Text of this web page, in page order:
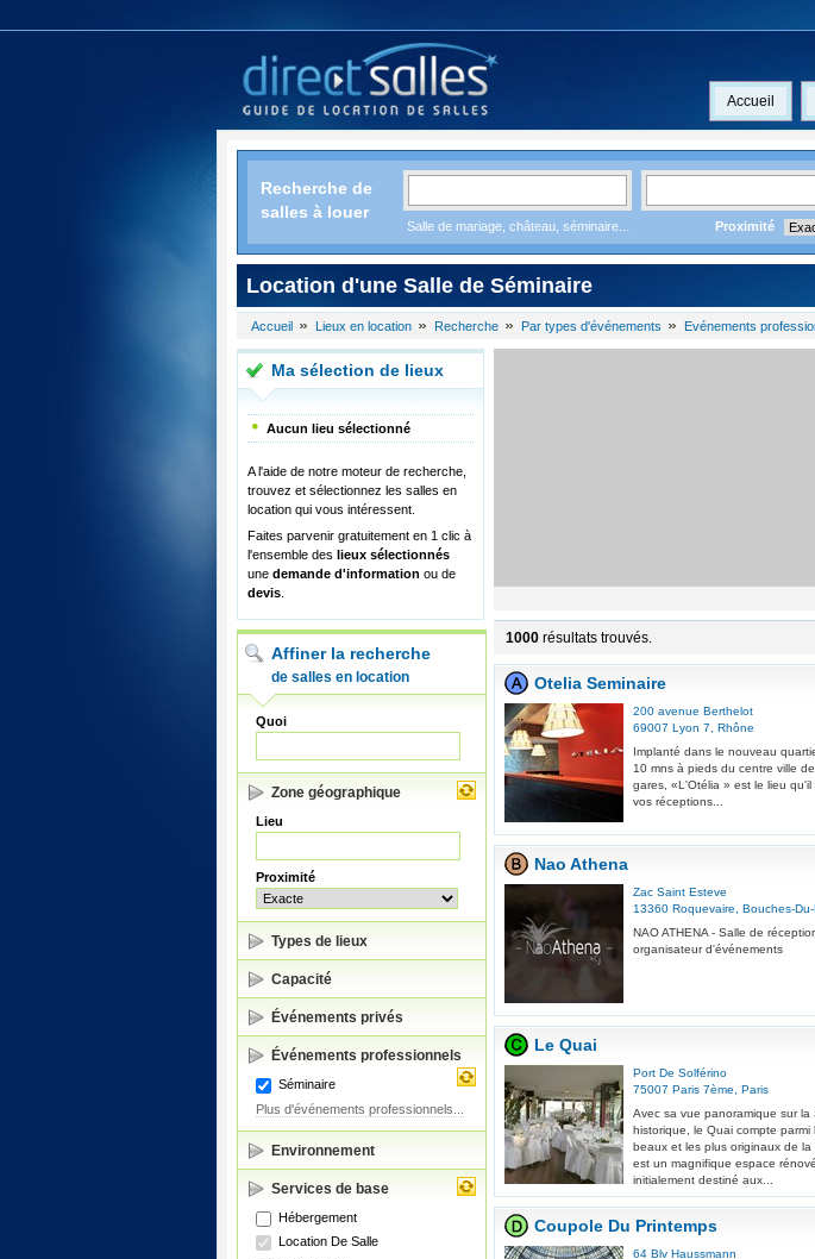
Accueil
Recherche de
salles à louer
Salle de mariage, château, séminaire... Proximité
Location d'une Salle de Séminaire
Accueil Lieux en location Recherche Par types d'événements Evénements
Ma sélection de lieux
Aucun lieu sélectionné
A l'aide de notre moteur de recherche,
trouvez et sélectionnez les salles en
location qui vous intéressent.
Faites parvenir gratuitement en 1 clic à
l'ensemble des lieux sélectionnés
une demande d'information ou de
devis
Affiner la recherche
de salles en location
Quoi
Zone géographique
Lieu
Proximité
Types de lieux
Capacité
Événements privés
Événements professionnels
Séminaire
Plus d'événements professionnels...
Environnement
Services de base
Hébergement
Location De Salle
1000 résultats trouvés.
Otelia Seminaire
200 avenue Berthelot
69007 Lyon 7
Rhône
Implanté dans le nouveau
10 mns à pieds du centre ville
gares, «L'Otélia » est le lieu
vos réceptions...
Nao Athena
Zac Saint Esteve
13360 Roquevaire
Bouches-
NAO ATHENA - Salle de
organisateur d'événements
Le Quai
Port De Solférino
75007 Paris 7ème
Paris
Avec sa vue panoramique sur la
historique, le Quai compte parmi
beaux et les plus originaux de
est un magnifique espace
initialement destiné aux...
Coupole Du Printemps
64 Blv Haussmann